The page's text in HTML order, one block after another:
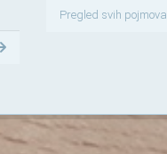
Pregled svih pojmova